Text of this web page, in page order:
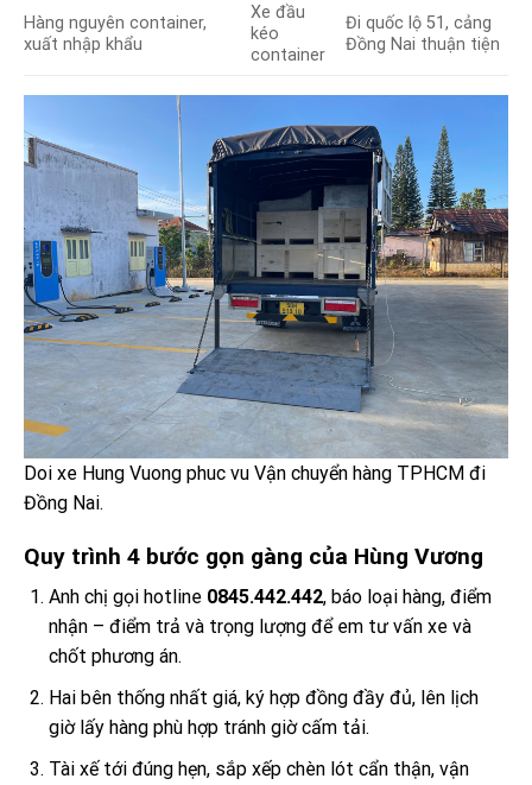
Hàng nguyên container,
xuất nhập khẩu
Xe đầu
kéo
container
Đi quốc lộ 51, cảng
Đồng Nai thuận tiện
Doi xe Hung Vuong phuc vu Vận chuyển hàng TPHCM đi
Đồng Nai.
Quy trình 4 bước gọn gàng của Hùng Vương
Anh chị gọi hotline 0845.442.442, báo loại hàng, điểm
nhận – điểm trả và trọng lượng để em tư vấn xe và
chốt phương án.
Hai bên thống nhất giá, ký hợp đồng đầy đủ, lên lịch
giờ lấy hàng phù hợp tránh giờ cấm tải.
Tài xế tới đúng hẹn, sắp xếp chèn lót cẩn thận, vận